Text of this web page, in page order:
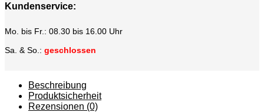
Kundenservice:
Mo. bis Fr.: 08.30 bis 16.00 Uhr
Sa. & So.: geschlossen
Beschreibung
Produktsicherheit
Rezensionen (0)